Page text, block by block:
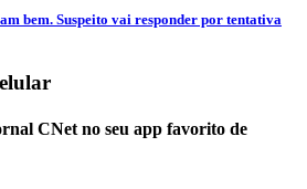
bem. Suspeito vai responder por tentativa
CNet no seu app favorito de